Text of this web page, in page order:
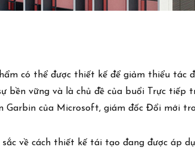
có thể được thiết kế để giảm thiểu tác
bền vững và là chủ đề của buổi Trực tiếp
Garbin của Microsoft, giám đốc Đổi mới
về cách thiết kế tái tạo đang được áp